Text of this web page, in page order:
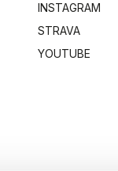
INSTAGRAM
STRAVA
YOUTUBE